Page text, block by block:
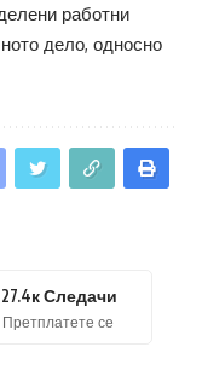
работни
дело, односно
27.4кСледачи
Претплатете се